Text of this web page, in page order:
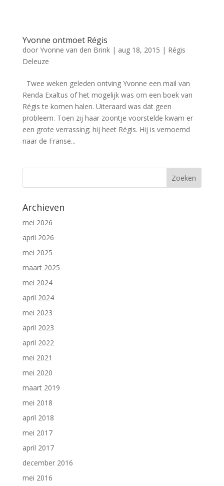
Yvonne ontmoet Régis
door Yvonne van den Brink| aug 18, 2015 | Régis
Deleuze
Twee weken geleden ontving Yvonne een mail van
Renda Exaltus of het mogelijk was om een boek van
Régis te komen halen. Uiteraard was dat geen
probleem. Toen zij haar zoontje voorstelde kwam er
een grote verrassing; hij heet Régis. Hij is vernoemd
naar de Franse...
Archieven
mei 2026
april 2026
mei 2025
maart 2025
mei 2024
april 2024
mei 2023
april 2023
april 2022
mei 2021
mei 2020
maart 2019
mei 2018
april 2018
mei 2017
april 2017
december 2016
mei 2016